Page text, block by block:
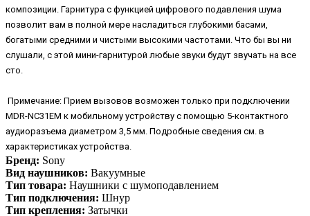
композиции. Гарнитура с функцией цифрового подавления шума
позволит вам в полной мере насладиться глубокими басами,
богатыми средними и чистыми высокими частотами. Что бы вы ни
слушали, с этой мини-гарнитурой любые звуки будут звучать на все
сто.
Примечание: Прием вызовов возможен только при подключении
MDR-NC31EM к мобильному устройству с помощью 5-контактного
аудиоразъема диаметром 3,5 мм. Подробные сведения см. в
характеристиках устройства.
Бренд: Sony
Вид наушников: Вакуумные
Тип товара: Наушники с шумоподавлением
Тип подключения: Шнур
Тип крепления: Затычки